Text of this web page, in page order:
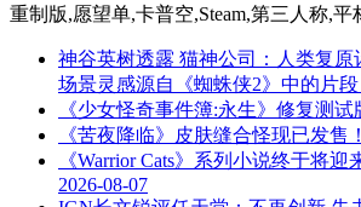
重制版,愿望单,卡普空,Steam,第三人称,平
神谷英树透露 猫神公司：人类复原
场景灵感源自《蜘蛛侠2》中的片段
《少女怪奇事件簿:永生》修复测试
《苦夜降临》皮肤缝合怪现已发售！
《Warrior Cats》系列小说终于将
2026-08-07